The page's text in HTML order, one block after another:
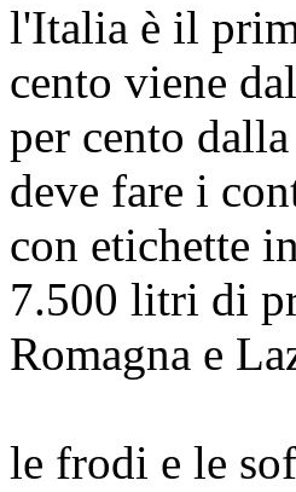
l'Italia è il
cento viene
per cento
deve fare i
con etichette
7.500 litri di
Romagna e
le frodi e le